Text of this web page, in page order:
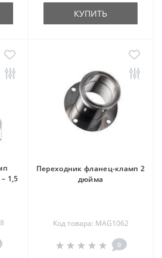
КУПИТЬ
1,5
Переходник фланец-кламп 2
дюйма
Код товара: MAG1062
0